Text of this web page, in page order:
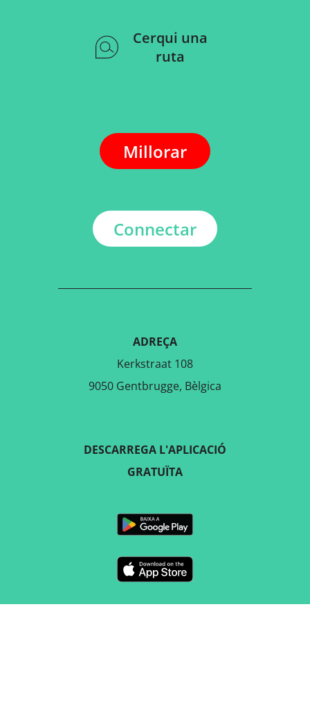
Cerqui una
ruta
Millorar
Connectar
ADREÇA
Kerkstraat 108
9050 Gentbrugge, Bèlgica
DESCARREGA L'APLICACIÓ
GRATUÏTA